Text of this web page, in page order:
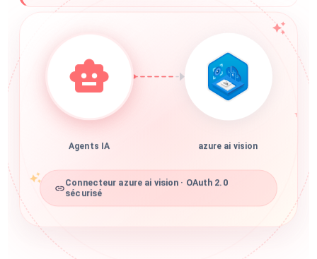
Agents IA azure ai vision
Connecteur azure ai vision · OAuth 2.0
sécurisé